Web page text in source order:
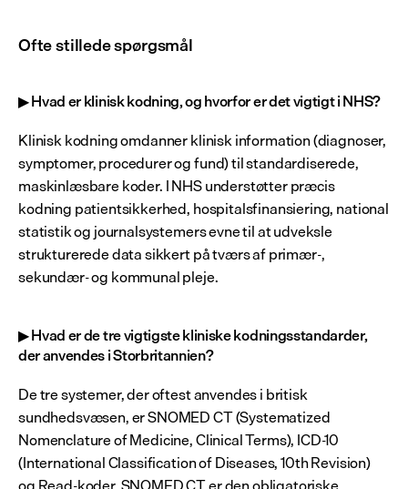
Ofte stillede spørgsmål
▶ Hvad er klinisk kodning, og hvorfor er det vigtigt i NHS?
Klinisk kodning omdanner klinisk information (diagnoser,
symptomer, procedurer og fund) til standardiserede,
maskinlæsbare koder. I NHS understøtter præcis
kodning patientsikkerhed, hospitalsfinansiering, national
statistik og journalsystemers evne til at udveksle
strukturerede data sikkert på tværs af primær-,
sekundær- og kommunal pleje.
▶ Hvad er de tre vigtigste kliniske kodningsstandarder,
der anvendes i Storbritannien?
De tre systemer, der oftest anvendes i britisk
sundhedsvæsen, er SNOMED CT (Systematized
Nomenclature of Medicine, Clinical Terms), ICD-10
(International Classification of Diseases, 10th Revision)